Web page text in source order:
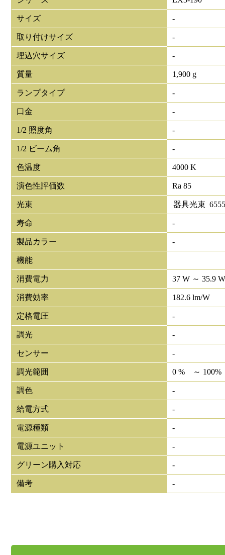
サイズ -
取り付けサイズ -
埋込穴サイズ -
質量 1,900 g
ランプタイプ -
口金 -
1/2 照度角 -
1/2 ビーム角 -
色温度 4000 K
演色性評価数 Ra 85
光束 器具光束
寿命 -
製品カラー -
機能
消費電力 37 W ～ 35.9
消費効率 182.6 lm/W
定格電圧 -
調光 -
センサー -
調光範囲 0 % ～ 100%
調色 -
給電方式 -
電源種類 -
電源ユニット -
グリーン購入対応 -
備考 -